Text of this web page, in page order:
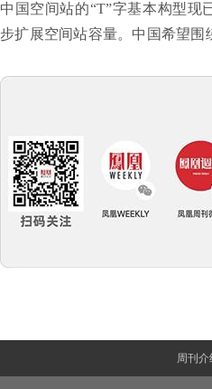
中国空间站的“T”字基本构型
步扩展空间站容量。中国希望围
周刊介